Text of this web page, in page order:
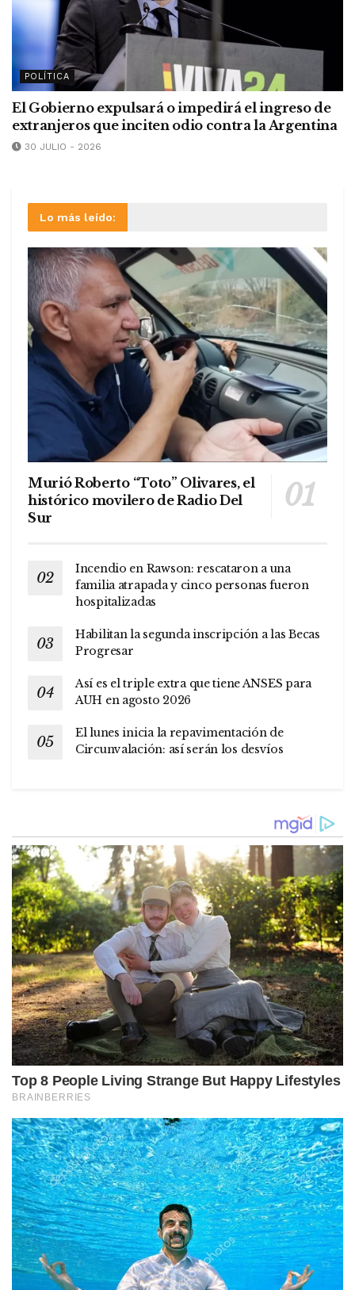
POLÍTICA
El Gobierno expulsará o impedirá el ingreso de
extranjeros que inciten odio contra la Argentina
30 JULIO - 2026
Lo más leído:
Murió Roberto “Toto” Olivares, el
histórico movilero de Radio Del
Sur
Incendio en Rawson: rescataron a una
familia atrapada y cinco personas fueron
hospitalizadas
Habilitan la segunda inscripción a las Becas
Progresar
Así es el triple extra que tiene ANSES para
AUH en agosto 2026
El lunes inicia la repavimentación de
Circunvalación: así serán los desvíos